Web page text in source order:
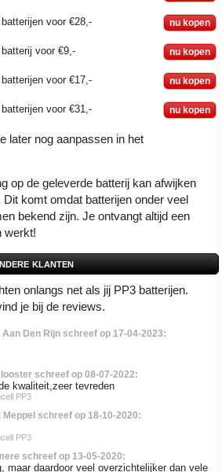
voor €28,- nu kopen
voor €9,- nu kopen
voor €17,- nu kopen
voor €31,- nu kopen
later nog aanpassen in het
op de geleverde batterij kan afwijken
komt omdat batterijen onder veel
bekend zijn. Je ontvangt altijd een
werkt!
klanten
onlangs net als jij PP3 batterijen.
je bij de reviews.
Den Rijn schreef op 17-04-2023:
schreef op 08-07-2022:
kwaliteit,zeer tevreden
PP3
schreef op 18-10-2020:
PP3
schreef op 13-05-2020:
maar daardoor veel overzichtelijker dan vele